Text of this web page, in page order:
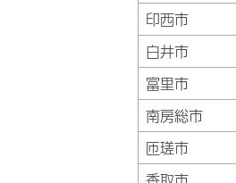
印西市
白井市
富里市
南房総市
匝瑳市